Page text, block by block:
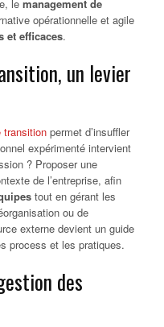
le management de
opérationnelle et agile
et efficaces.
un levier
transition permet d’insuffler
expérimenté intervient
? Proposer une
de l’entreprise, afin
tout en gérant les
ou de
externe devient un guide
process et les pratiques.
des